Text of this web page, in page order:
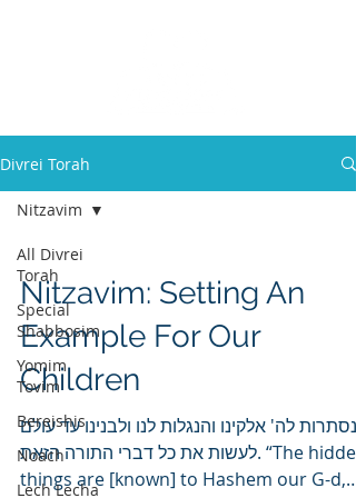
Divrei Torah
All Divrei
Torah
Special
Shabbosim
Yomim
Tovim
Bereishis
Noach
Lech Lecha
Nitzavim
Nitzavim: Setting An
Example For Our
Children
הנסתרות לה' אלקינו והנגלות לנו ולבנינו עד עולם
לעשות את כל דברי התורה הזאת. “The hidden
things are [known] to Hashem our G-d,